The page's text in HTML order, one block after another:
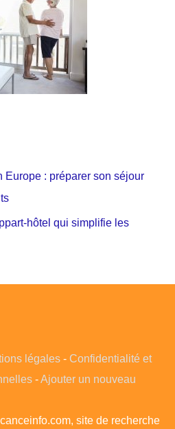
Europe : préparer son séjour
hôtel qui simplifie les
légales- Confidentialité et
-Ajouter un nouveau
site de recherche